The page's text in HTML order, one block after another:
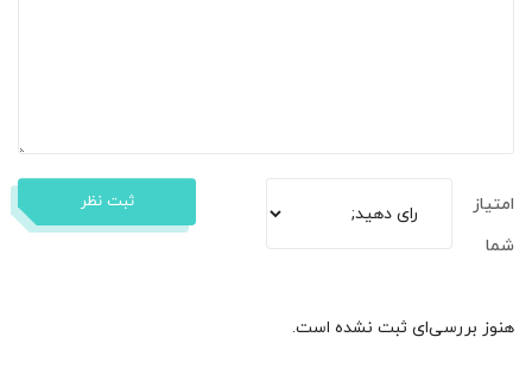
امتیاز
شما
ثبت نظر
هنوز بررسی‌ای ثبت نشده است.